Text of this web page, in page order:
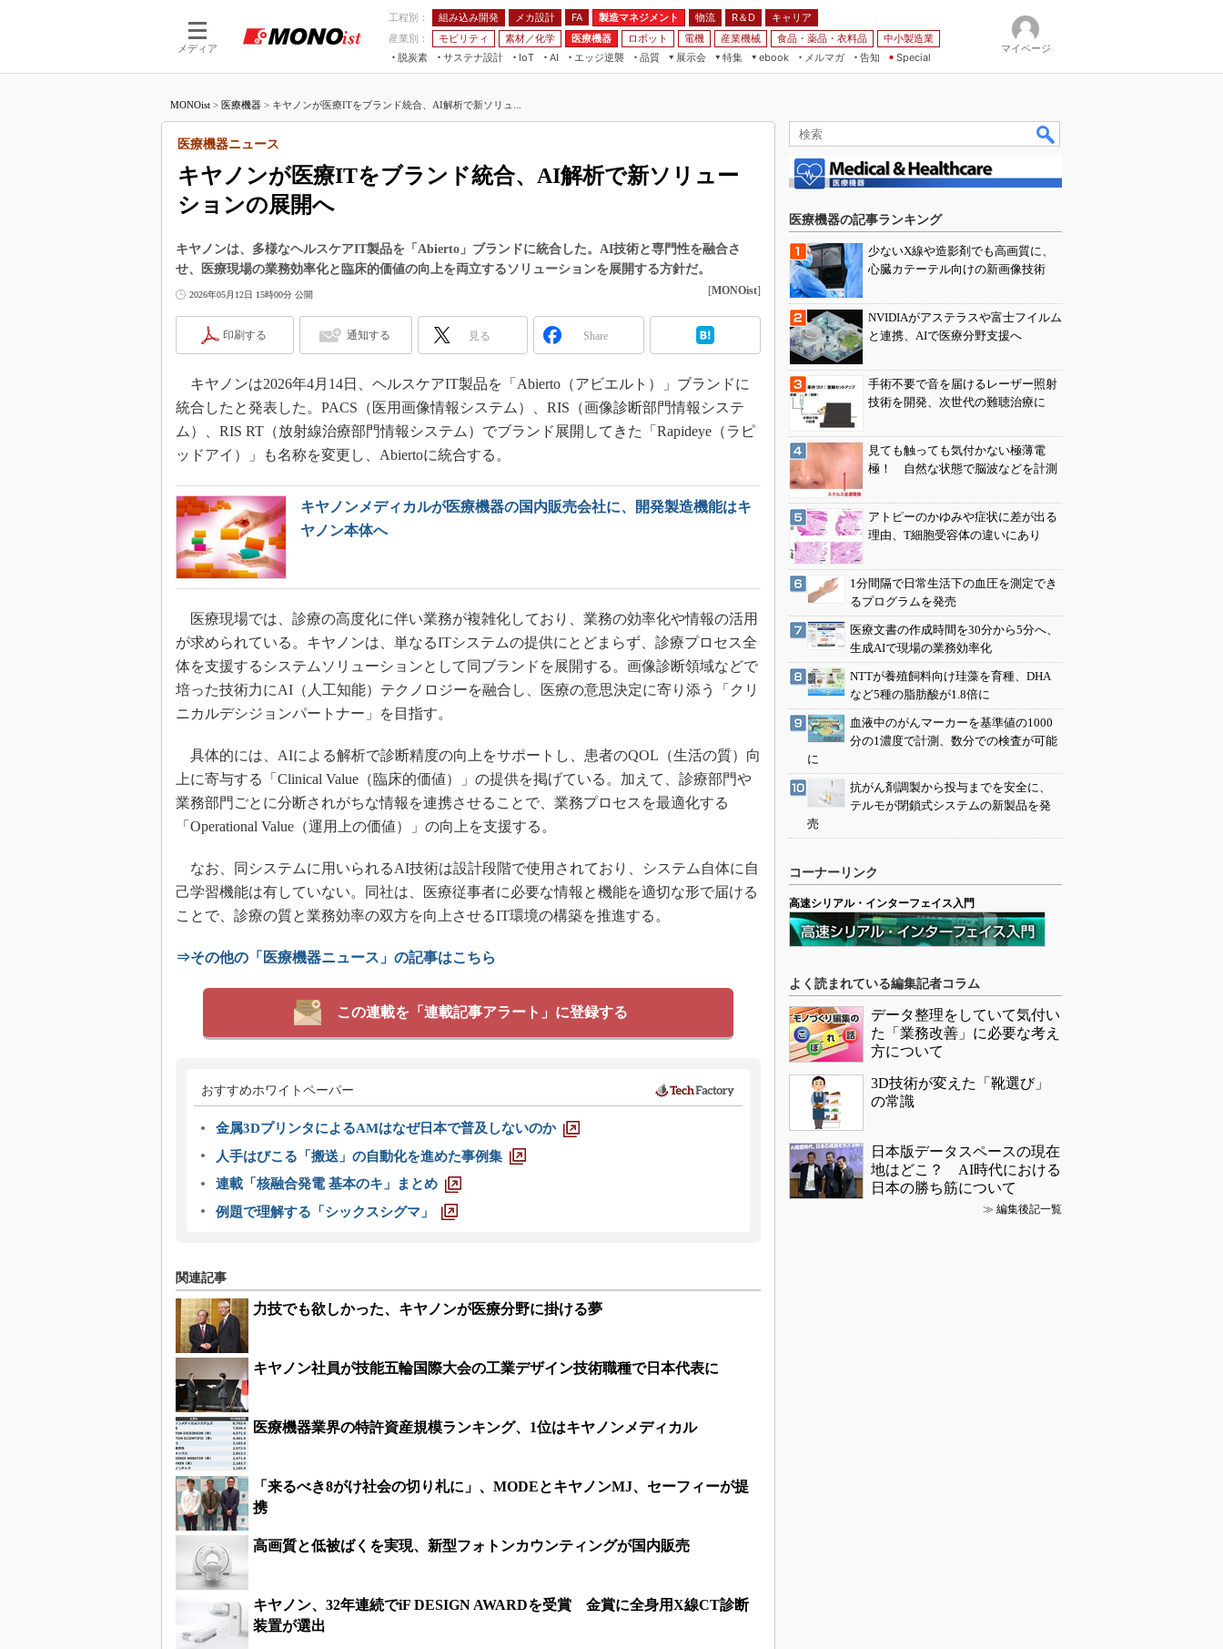
メディア
工程別： 組み込み開発 メカ設計 FA 製造マネジメント 物流 R＆D
キャリア
産業別：
モビリティ 素材／化学 医療機器 ロボット 電機 産業機械 食品・薬品・衣料品
中小製造業
脱炭素
サステナ設計
IoT
つながる工場
AI
AI×設備保全
エッジ逆襲 品質
展示会
JIMTOF
IIFES
TECHNO-FRONTIER
スマート工場EXPO
EdgeTech+
産業オープンネット展
特集
VR／AR
フィールドサービス
組み込み画像技術
組み込みモデリング
車載ソフト開発
ISO26262
無償設計ツール
3Dプリンタ
デジタルツインとCAE
インダストリー4.0
植物工場
知財マネジメント
海外生産
グローバル設計・開発
新型コロナへの対応
ebook
FA
モビリティ
メルマガ
告知 Special
マイページ
MONOist > 医療機器 > キヤノンが医療ITをブランド統合、AI解析で新ソリュ...
キヤノンが医療ITをブランド統合、AI解析で新ソリュー
ションの展開へ
医療機器ニュース
キヤノンは、多様なヘルスケアIT製品を「Abierto」ブランドに統合した。AI技術と専門性を融合さ
せ、医療現場の業務効率化と臨床的価値の向上を両立するソリューションを展開する方針だ。
2026年05月12日 15時00分 公開 [MONOist]
印刷する 通知する 見る Share
キヤノンは2026年4月14日、ヘルスケアIT製品を「Abierto（アビエルト）」ブランドに
統合したと発表した。PACS（医用画像情報システム）、RIS（画像診断部門情報システ
ム）、RIS RT（放射線治療部門情報システム）でブランド展開してきた「Rapideye（ラピ
ッドアイ）」も名称を変更し、Abiertoに統合する。
キヤノンメディカルが医療機器の国内販売会社に、開発製造機能はキ
ヤノン本体へ
医療現場では、診療の高度化に伴い業務が複雑化しており、業務の効率化や情報の活用
が求められている。キヤノンは、単なるITシステムの提供にとどまらず、診療プロセス全
体を支援するシステムソリューションとして同ブランドを展開する。画像診断領域などで
培った技術力にAI（人工知能）テクノロジーを融合し、医療の意思決定に寄り添う「クリ
ニカルデシジョンパートナー」を目指す。
具体的には、AIによる解析で診断精度の向上をサポートし、患者のQOL（生活の質）向
上に寄与する「Clinical Value（臨床的価値）」の提供を掲げている。加えて、診療部門や
業務部門ごとに分断されがちな情報を連携させることで、業務プロセスを最適化する
「Operational Value（運用上の価値）」の向上を支援する。
なお、同システムに用いられるAI技術は設計段階で使用されており、システム自体に自
己学習機能は有していない。同社は、医療従事者に必要な情報と機能を適切な形で届ける
ことで、診療の質と業務効率の双方を向上させるIT環境の構築を推進する。
⇒その他の「医療機器ニュース」の記事はこちら
この連載を「連載記事アラート」に登録する
おすすめホワイトペーパー
金属3DプリンタによるAMはなぜ日本で普及しないのか
人手はびこる「搬送」の自動化を進めた事例集
連載「核融合発電 基本のキ」まとめ
例題で理解する「シックスシグマ」
関連記事
力技でも欲しかった、キヤノンが医療分野に掛ける夢
キヤノン社員が技能五輪国際大会の工業デザイン技術職種で日本代表に
医療機器業界の特許資産規模ランキング、1位はキヤノンメディカル
「来るべき8がけ社会の切り札に」、MODEとキヤノンMJ、セーフィーが提
携
高画質と低被ばくを実現、新型フォトンカウンティングが国内販売
キヤノン、32年連続でiF DESIGN AWARDを受賞 金賞に全身用X線CT診断
装置が選出
医療機器の記事ランキング
少ないX線や造影剤でも高画質に、
心臓カテーテル向けの新画像技術
NVIDIAがアステラスや富士フイルム
と連携、AIで医療分野支援へ
手術不要で音を届けるレーザー照射
技術を開発、次世代の難聴治療に
見ても触っても気付かない極薄電
極！ 自然な状態で脳波などを計測
アトピーのかゆみや症状に差が出る
理由、T細胞受容体の違いにあり
1分間隔で日常生活下の血圧を測定でき
るプログラムを発売
医療文書の作成時間を30分から5分へ、
生成AIで現場の業務効率化
NTTが養殖飼料向け珪藻を育種、DHA
など5種の脂肪酸が1.8倍に
血液中のがんマーカーを基準値の1000
分の1濃度で計測、数分での検査が可能
に
抗がん剤調製から投与までを安全に、
テルモが閉鎖式システムの新製品を発
売
コーナーリンク
高速シリアル・インターフェイス入門
よく読まれている編集記者コラム
データ整理をしていて気付い
た「業務改善」に必要な考え
方について
3D技術が変えた「靴選び」
の常識
日本版データスペースの現在
地はどこ？ AI時代における
日本の勝ち筋について
≫ 編集後記一覧